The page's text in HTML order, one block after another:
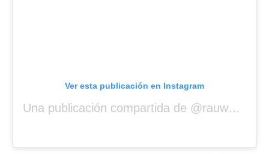
Ver esta publicación en Instagram
Una publicación compartida de @rauwalejandro